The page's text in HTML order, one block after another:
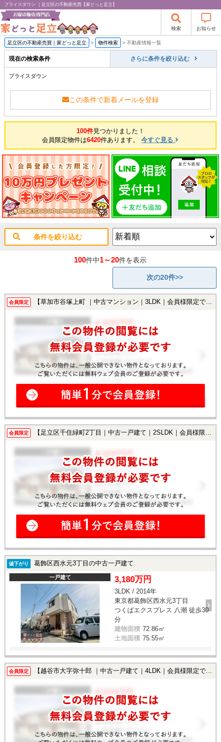
プライスダウン ｜足立区の不動産売買【家どっと足立】
検索 お知らせ
足立区の不動産売買｜家どっと足立 > 物件検索 > 不動産情報一覧
現在の検索条件 さらに条件を絞り込む
プライスダウン
この条件で新着メールを登録
100件見つかりました！
会員限定物件は6420件あります。今すぐ見る
条件を絞り込む
100件中1～20件を表示
次の20件>>
会員限定 【草加市谷塚上町 ｜中古マンション｜3LDK｜会員様限定で公開中！】
会員限定 【足立区千住緑町2丁目｜中古一戸建て｜2SLDK｜会員様限定で公開中！】
値下がり 葛飾区西水元3丁目の中古一戸建て
一戸建て 3,180万円
3LDK / 2014年
東京都葛飾区西水元3丁目
つくばエクスプレス 八潮 徒歩30
分
建物面積 72.86㎡
土地面積 75.55㎡
会員限定 【越谷市大字弥十郎 ｜中古一戸建て｜4LDK｜会員様限定で公開中！】